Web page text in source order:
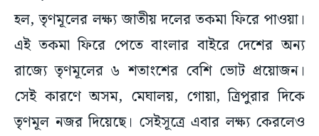
হল, তৃণমূলের লক্ষ্য জাতীয় দলের তকমা ফিরে পাওয়া।
এই তকমা ফিরে পেতে বাংলার বাইরে দেশের অন্য
রাজ্যে তৃণমূলের ৬ শতাংশের বেশি ভোট প্রয়োজন।
সেই কারণে অসম, মেঘালয়, গোয়া, ত্রিপুরার দিকে
তৃণমূল নজর দিয়েছে। সেইসূত্রে এবার লক্ষ্য কেরলেও